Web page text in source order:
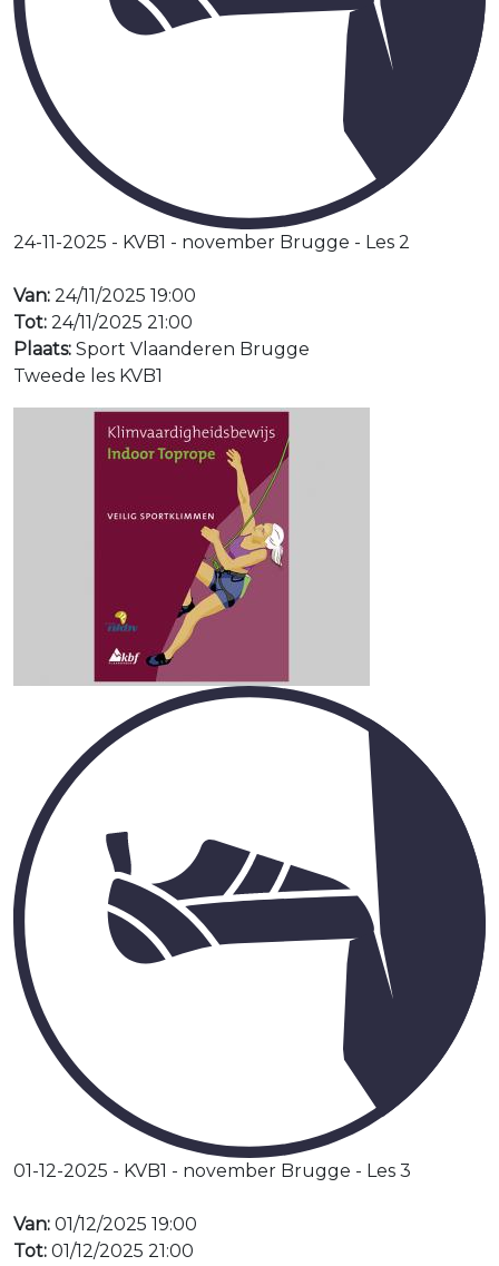
24-11-2025 - KVB1 - november Brugge - Les 2
Van: 24/11/2025 19:00
Tot: 24/11/2025 21:00
Plaats: Sport Vlaanderen Brugge
Tweede les KVB1
01-12-2025 - KVB1 - november Brugge - Les 3
Van: 01/12/2025 19:00
Tot: 01/12/2025 21:00